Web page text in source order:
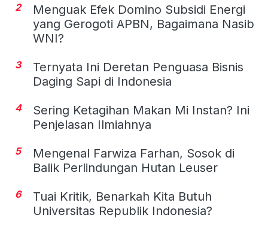
2
Menguak Efek Domino Subsidi Energi
yang Gerogoti APBN, Bagaimana Nasib
WNI?
3
Ternyata Ini Deretan Penguasa Bisnis
Daging Sapi di Indonesia
4
Sering Ketagihan Makan Mi Instan? Ini
Penjelasan Ilmiahnya
5
Mengenal Farwiza Farhan, Sosok di
Balik Perlindungan Hutan Leuser
6
Tuai Kritik, Benarkah Kita Butuh
Universitas Republik Indonesia?